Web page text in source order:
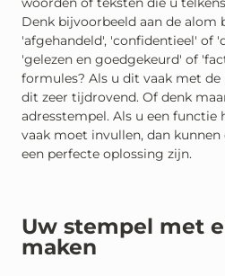
Denk bijvoorbeeld aan de alom
'afgehandeld', 'confidentieel' of
'gelezen en goedgekeurd' of
formules? Als u dit vaak met
dit zeer tijdrovend. Of denk
adresstempel. Als u een functie
vaak moet invullen, dan
een perfecte oplossing zijn.
Uw stempel met
maken